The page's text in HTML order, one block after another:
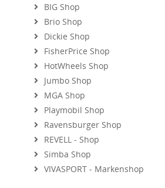
BIG Shop
Brio Shop
Dickie Shop
FisherPrice Shop
HotWheels Shop
Jumbo Shop
MGA Shop
Playmobil Shop
Ravensburger Shop
REVELL - Shop
Simba Shop
VIVASPORT - Markenshop